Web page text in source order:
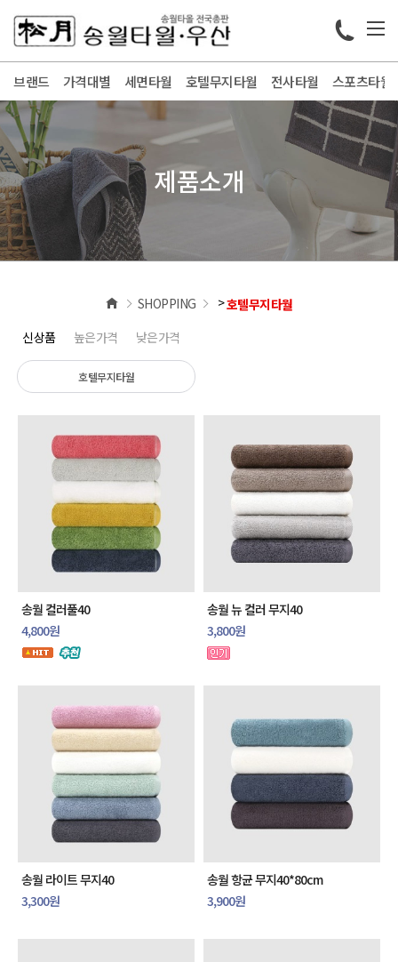
브랜드 가격대별 세면타월 호텔무지타월 전사타월 스포츠타월
제품소개
SHOPPING >호텔무지타월
신상품
높은가격 낮은가격
호텔무지타월
송월 컬러풀40
4,800원
송월 뉴 컬러 무지40
3,800원
송월 라이트 무지40
3,300원
송월 항균 무지40*80cm
3,900원